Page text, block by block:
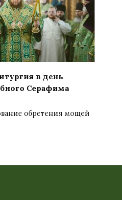
в день
Серафима
обретения мощей